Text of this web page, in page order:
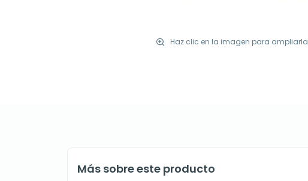
Haz clic en la imagen para ampliarla
Más sobre este producto